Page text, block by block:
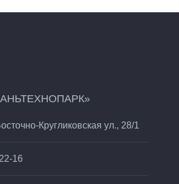
Кругликовская ул., 28/1
16